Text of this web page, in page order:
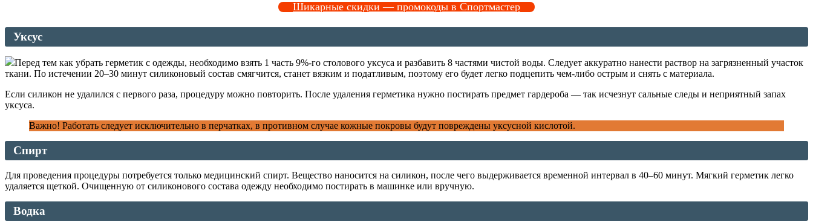
Шикарные скидки — промокоды в Спортмастер
Уксус
Перед тем как убрать герметик с одежды, необходимо взять 1 часть 9%-го столового уксуса и разбавить 8 частями чистой воды. Следует аккуратно нанести раствор на загрязненный участок
ткани. По истечении 20–30 минут силиконовый состав смягчится, станет вязким и податливым, поэтому его будет легко подцепить чем-либо острым и снять с материала.
Если силикон не удалился с первого раза, процедуру можно повторить. После удаления герметика нужно постирать предмет гардероба — так исчезнут сальные следы и неприятный запах
уксуса.
Важно! Работать следует исключительно в перчатках, в противном случае кожные покровы будут повреждены уксусной кислотой.
Спирт
Для проведения процедуры потребуется только медицинский спирт. Вещество наносится на силикон, после чего выдерживается временной интервал в 40–60 минут. Мягкий герметик легко
удаляется щеткой. Очищенную от силиконового состава одежду необходимо постирать в машинке или вручную.
Водка